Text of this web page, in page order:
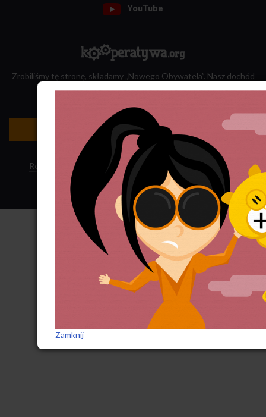
YouTube
Zrobiliśmy tę stronę, składamy „Nowego Obywatela”. Nasz dochód
Newsletter »
Regulamin sklepu Polityka ciasteczek · Subskrypcja RSS
Zamknij